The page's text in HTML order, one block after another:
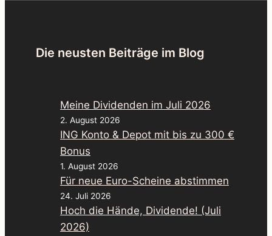
Die neusten Beiträge im Blog
Meine Dividenden im Juli 2026
2. August 2026
ING Konto & Depot mit bis zu 300 €
Bonus
1. August 2026
Für neue Euro-Scheine abstimmen
24. Juli 2026
Hoch die Hände, Dividende! (Juli
2026)